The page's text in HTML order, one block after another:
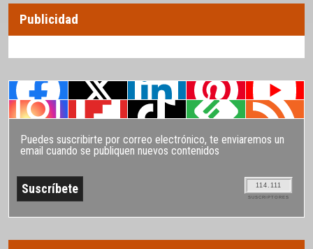
Publicidad
Puedes suscribirte por correo electrónico, te enviaremos un
email cuando se publiquen nuevos contenidos
114.111
SUSCRIPTORES